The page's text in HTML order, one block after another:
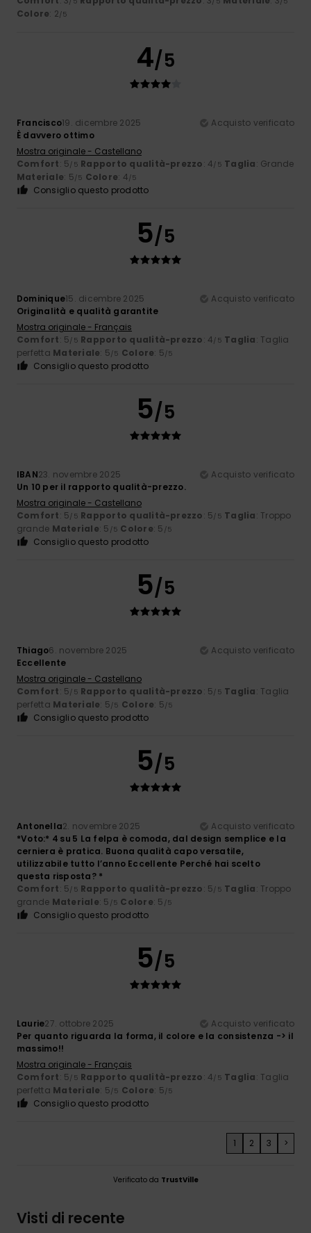
Colore: 2/5
4/5
Francisco19. dicembre 2025
Acquisto verificato
È davvero ottimo
Mostra originale - Castellano
Comfort: 5/5 Rapporto qualità-prezzo: 4/5 Taglia: Grande
Materiale: 5/5 Colore: 4/5
Consiglio questo prodotto
5/5
Dominique15. dicembre 2025
Acquisto verificato
Originalità e qualità garantite
Mostra originale - Français
Comfort: 5/5 Rapporto qualità-prezzo: 4/5 Taglia: Taglia
perfetta Materiale: 5/5 Colore: 5/5
Consiglio questo prodotto
5/5
IBAN23. novembre 2025
Acquisto verificato
Un 10 per il rapporto qualità-prezzo.
Mostra originale - Castellano
Comfort: 5/5 Rapporto qualità-prezzo: 5/5 Taglia: Troppo
grande Materiale: 5 /5 Colore: 5 /5
Consiglio questo prodotto
5/5
Thiago6. novembre 2025
Acquisto verificato
Eccellente
Mostra originale - Castellano
Comfort: 5/5 Rapporto qualità-prezzo: 5/5 Taglia: Taglia
perfetta Materiale: 5/5 Colore: 5/5
Consiglio questo prodotto
5/5
Antonella2. novembre 2025
Acquisto verificato
*Voto:* 4 su 5 La felpa è comoda, dal design semplice e la
cerniera è pratica. Buona qualità capo versatile,
utilizzabile tutto l’anno Eccellente Perché hai scelto
questa risposta? *
Comfort: 5/5 Rapporto qualità-prezzo: 5/5 Taglia: Troppo
grande Materiale: 5 /5 Colore: 5 /5
Consiglio questo prodotto
5/5
Laurie27. ottobre 2025
Acquisto verificato
Per quanto riguarda la forma, il colore e la consistenza -> il
massimo!!
Mostra originale - Français
Comfort: 5/5 Rapporto qualità-prezzo: 4/5 Taglia: Taglia
perfetta Materiale: 5/5 Colore: 5/5
Consiglio questo prodotto
1 2 3 >
Verificato da TrustVille
Visti di recente